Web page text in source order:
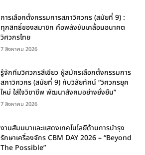
การเลือกตั้งกรรมการสภาวิศวกร (สมัยที่ 9) :
ทุกสิทธิ์ของสมาชิก คือพลังขับเคลื่อนอนาคต
วิศวกรไทย
7 สิงหาคม 2026
รู้จักทีมวิศวกรสีเขียว ผู้สมัครเลือกตั้งกรรมการ
สภาวิศวกร (สมัยที่ 9) กับวิสัยทัศน์ “วิศวกรยุค
ใหม่ ใส่ใจวิชาชีพ พัฒนาสังคมอย่างยั่งยืน”
7 สิงหาคม 2026
งานสัมมนาและแสดงเทคโนโลยีด้านการบำรุง
รักษาเครื่องจักร CBM DAY 2026 – “Beyond
The Possible”